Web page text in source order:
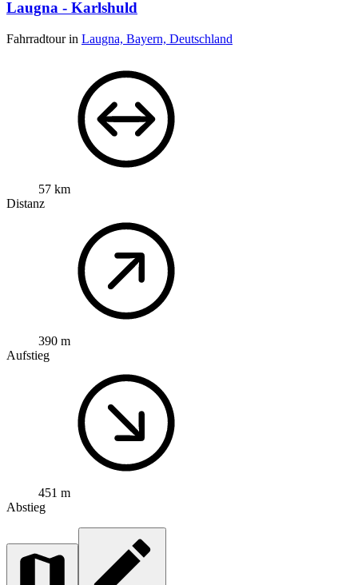
Laugna - Karlshuld
Fahrradtour in Laugna, Bayern, Deutschland
57 km
Distanz
390 m
Aufstieg
451 m
Abstieg